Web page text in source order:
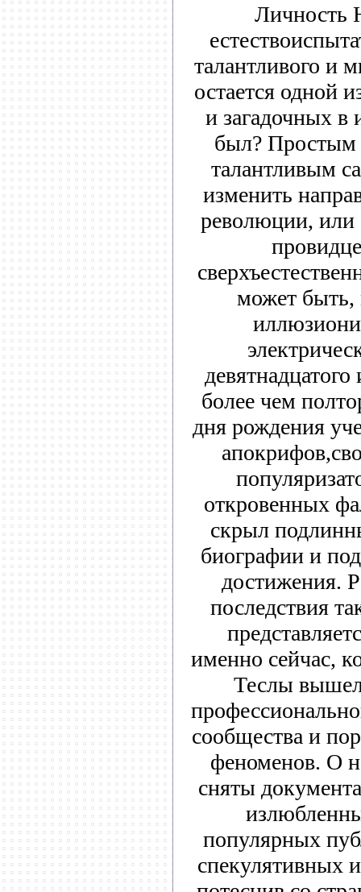
талантливого и
остается одной
и загадочных в
был? Простым
талантливым
изменить
революции,
может быть,
девятнадцатого
более чем
дня рождения
откровенных
скрыл
биографии и
достижения.
последствия
именно сейчас,
Теслы
сообщества и
феноменов. О
сняты
популярных
спекулятивных